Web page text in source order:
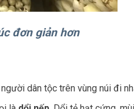
đơn giản hơn
dân tộc trên vùng núi đi